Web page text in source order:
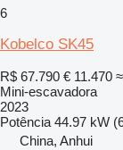
6
Kobelco SK45
R$ 67.790 € 11.470
Mini-escavadora
2023
Potência 44.97 kW
China, Anhui